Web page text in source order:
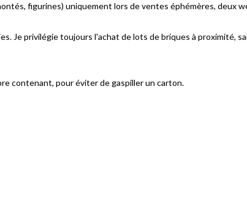
figurines) uniquement lors de ventes éphémères, deux
Je privilégie toujours l'achat de lots de briques à proximité,
contenant, pour éviter de gaspiller un carton.